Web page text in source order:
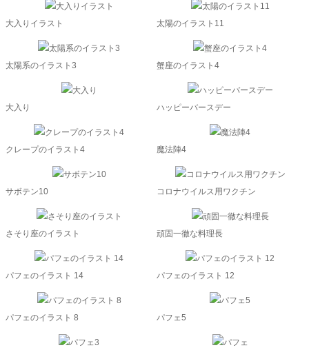
大入りイラスト 太陽のイラスト11
太陽系のイラスト3 蟹座のイラスト4
大入り ハッピーバースデー
クレープのイラスト4 魔法陣4
サボテン10 コロナウイルス用ワクチン
さそり座のイラスト 頑固一徹な料理長
パフェのイラスト 14 パフェのイラスト 12
パフェのイラスト 8 パフェ5